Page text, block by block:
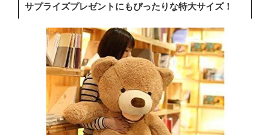
サプライズプレゼントにもぴったりな特大サイズ！